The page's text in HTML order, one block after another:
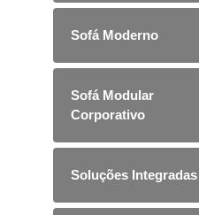
Sofá Moderno
Sofá Modular
Corporativo
Soluções Integradas